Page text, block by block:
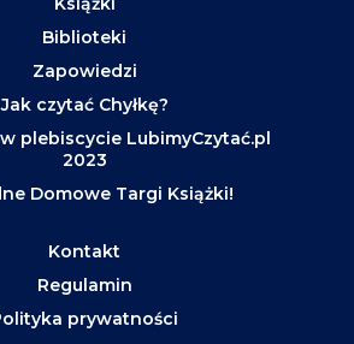
Biblioteki
Zapowiedzi
Jak czytać Chyłkę?
plebiscycie LubimyCzytać.pl
2023
Domowe Targi Książki!
Kontakt
Regulamin
prywatności